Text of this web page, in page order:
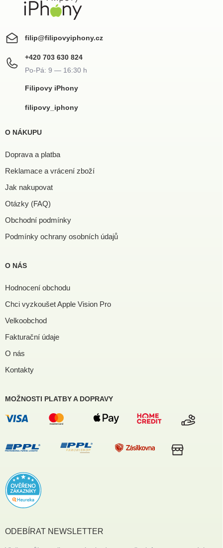
filip@filipovyiphony.cz
+420 703 630 824
Filipovy iPhony
filipovy_iphony
O NÁKUPU
Doprava a platba
Reklamace a vrácení zboží
Jak nakupovat
Otázky (FAQ)
Obchodní podmínky
Podmínky ochrany osobních údajů
O NÁS
Hodnocení obchodu
Chci vyzkoušet Apple Vision Pro
Velkoobchod
Fakturační údaje
O nás
Kontakty
MOŽNOSTI PLATBY A DOPRAVY
ODEBÍRAT NEWSLETTER